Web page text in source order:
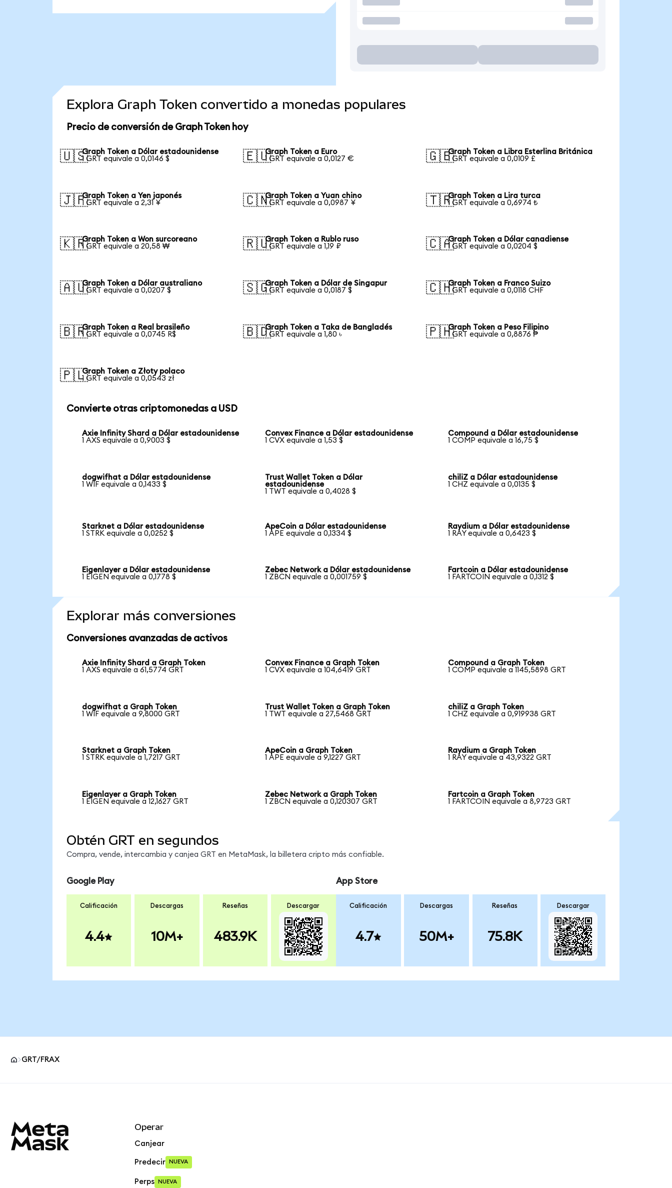
Explora Graph Token convertido a monedas populares
Precio de conversión de Graph Token hoy
🇺🇸Graph Token a Dólar estadounidense
1 GRT equivale a 0,0146 $
🇪🇺Graph Token a Euro
1 GRT equivale a 0,0127 €
🇬🇧Graph Token a Libra Esterlina Británica
1 GRT equivale a 0,0109 £
🇯🇵Graph Token a Yen japonés
1 GRT equivale a 2,31 ¥
🇨🇳Graph Token a Yuan chino
1 GRT equivale a 0,0987 ¥
🇹🇷Graph Token a Lira turca
1 GRT equivale a 0,6974 ₺
🇰🇷Graph Token a Won surcoreano
1 GRT equivale a 20,58 ₩
🇷🇺Graph Token a Rublo ruso
1 GRT equivale a 1,19 ₽
🇨🇦Graph Token a Dólar canadiense
1 GRT equivale a 0,0204 $
🇦🇺Graph Token a Dólar australiano
1 GRT equivale a 0,0207 $
🇸🇬Graph Token a Dólar de Singapur
1 GRT equivale a 0,0187 $
🇨🇭Graph Token a Franco Suizo
1 GRT equivale a 0,0118 CHF
🇧🇷Graph Token a Real brasileño
1 GRT equivale a 0,0745 R$
🇧🇩Graph Token a Taka de Bangladés
1 GRT equivale a 1,80 ৳
🇵🇭Graph Token a Peso Filipino
1 GRT equivale a 0,8876 ₱
🇵🇱Graph Token a Złoty polaco
1 GRT equivale a 0,0543 zł
Convierte otras criptomonedas a USD
Axie Infinity Shard a Dólar estadounidense
1 AXS equivale a 0,9003 $
Convex Finance a Dólar estadounidense
1 CVX equivale a 1,53 $
Compound a Dólar estadounidense
1 COMP equivale a 16,75 $
dogwifhat a Dólar estadounidense
1 WIF equivale a 0,1433 $
Trust Wallet Token a Dólar
estadounidense
1 TWT equivale a 0,4028 $
chiliZ a Dólar estadounidense
1 CHZ equivale a 0,0135 $
Starknet a Dólar estadounidense
1 STRK equivale a 0,0252 $
ApeCoin a Dólar estadounidense
1 APE equivale a 0,1334 $
Raydium a Dólar estadounidense
1 RAY equivale a 0,6423 $
Eigenlayer a Dólar estadounidense
1 EIGEN equivale a 0,1778 $
Zebec Network a Dólar estadounidense
1 ZBCN equivale a 0,001759 $
Fartcoin a Dólar estadounidense
1 FARTCOIN equivale a 0,1312 $
Explorar más conversiones
Conversiones avanzadas de activos
Axie Infinity Shard a Graph Token
1 AXS equivale a 61,5774 GRT
Convex Finance a Graph Token
1 CVX equivale a 104,6419 GRT
Compound a Graph Token
1 COMP equivale a 1145,5898 GRT
dogwifhat a Graph Token
1 WIF equivale a 9,8000 GRT
Trust Wallet Token a Graph Token
1 TWT equivale a 27,5468 GRT
chiliZ a Graph Token
1 CHZ equivale a 0,919938 GRT
Starknet a Graph Token
1 STRK equivale a 1,7217 GRT
ApeCoin a Graph Token
1 APE equivale a 9,1227 GRT
Raydium a Graph Token
1 RAY equivale a 43,9322 GRT
Eigenlayer a Graph Token
1 EIGEN equivale a 12,1627 GRT
Zebec Network a Graph Token
1 ZBCN equivale a 0,120307 GRT
Fartcoin a Graph Token
1 FARTCOIN equivale a 8,9723 GRT
Obtén GRT en segundos
Compra, vende, intercambia y canjea GRT en MetaMask, la billetera cripto más confiable.
Google Play
Calificación
4.4
Descargas
10M+
Reseñas
483.9K
Descargar
App Store
Calificación
4.7
Descargas
50M+
Reseñas
75.8K
Descargar
GRT/FRAX
Operar
Canjear
Predecir NUEVA
Perps NUEVA